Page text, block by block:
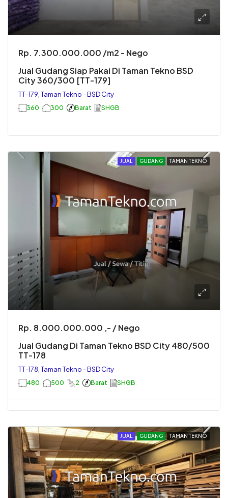
Rp. 7.300.000.000 /m2 - Nego
Jual Gudang Siap Pakai Di Taman Tekno BSD
City 360/300 [TT-179]
TT-179, Taman Tekno - BSD City
360 300 Barat SHGB
JUAL GUDANG TAMAN TEKNO
Rp. 8.000.000.000 ,- / Nego
Jual Gudang Di Taman Tekno BSD City 480/500
TT-178
TT-178, Taman Tekno - BSD City
480 500 2 Barat SHGB
JUAL GUDANG TAMAN TEKNO